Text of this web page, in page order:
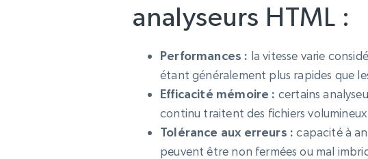
analyseurs HTML :
Performances : la vitesse varie
étant généralement plus rapides que
Efficacité mémoire : certains
continu traitent des fichiers
Tolérance aux erreurs : capacité à
peuvent être non fermées ou mal